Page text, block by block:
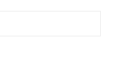
슴을 적잖